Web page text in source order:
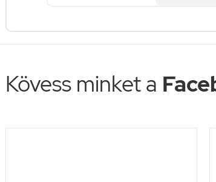
Kövess minket a